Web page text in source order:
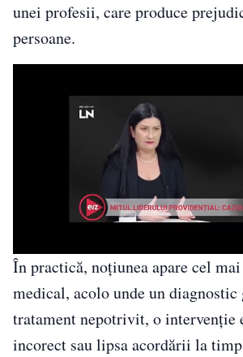
unei profesii, care produce
persoane.
În practică, noțiunea apare cel
medical, acolo unde un diagnostic
tratament nepotrivit, o intervenție
incorect sau lipsa acordării la